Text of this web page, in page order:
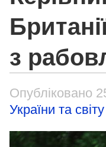
з
Опубліковано
України та світу